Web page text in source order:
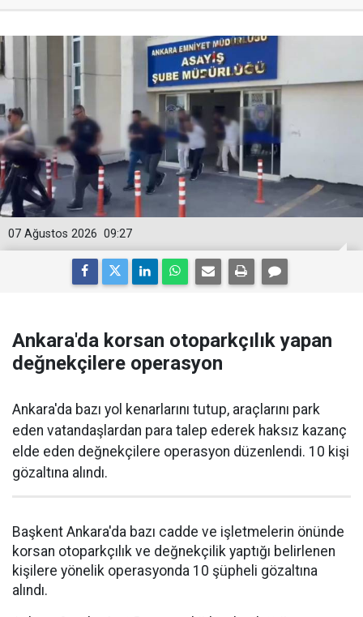
09:27
07 Ağustos 2026
Ankara'da korsan otoparkçılık yapan
değnekçilere operasyon
Ankara'da bazı yol kenarlarını tutup, araçlarını park
eden vatandaşlardan para talep ederek haksız kazanç
elde eden değnekçilere operasyon düzenlendi. 10 kişi
gözaltına alındı.
Başkent Ankara'da bazı cadde ve işletmelerin önünde
korsan otoparkçılık ve değnekçilik yaptığı belirlenen
kişilere yönelik operasyonda 10 şüpheli gözaltına
alındı.